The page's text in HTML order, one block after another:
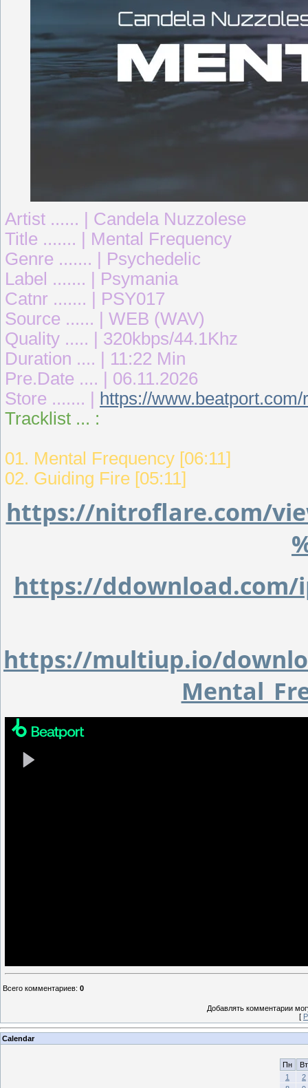
Artist ...... | Candela Nuzzolese
Title ....... | Mental Frequency
Genre ....... | Psychedelic
Label ....... | Psymania
Catnr ....... | PSY017
Source ...... | WEB (WAV)
Quality ..... | 320kbps/44.1Khz
Duration .... | 11:22 Min
Pre.Date .... | 06.11.2026
Store ....... |
https://
Tracklist ... :
01. Mental Frequency [06:11]
02. Guiding Fire [05:11]
https://nitroflare.com/
https://ddownload.com/
https://multiup.io/
Всего комментариев: 0
Добавлять комментарии
[
Calendar
Пн
Вт
1
2